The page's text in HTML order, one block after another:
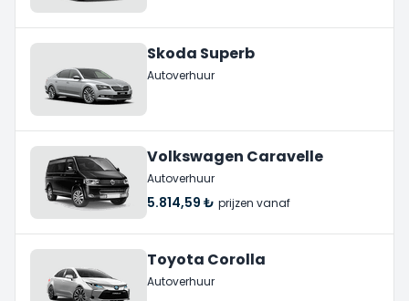
Skoda Superb
Autoverhuur
Volkswagen Caravelle
Autoverhuur
5.814,59 ₺ prijzen vanaf
Toyota Corolla
Autoverhuur